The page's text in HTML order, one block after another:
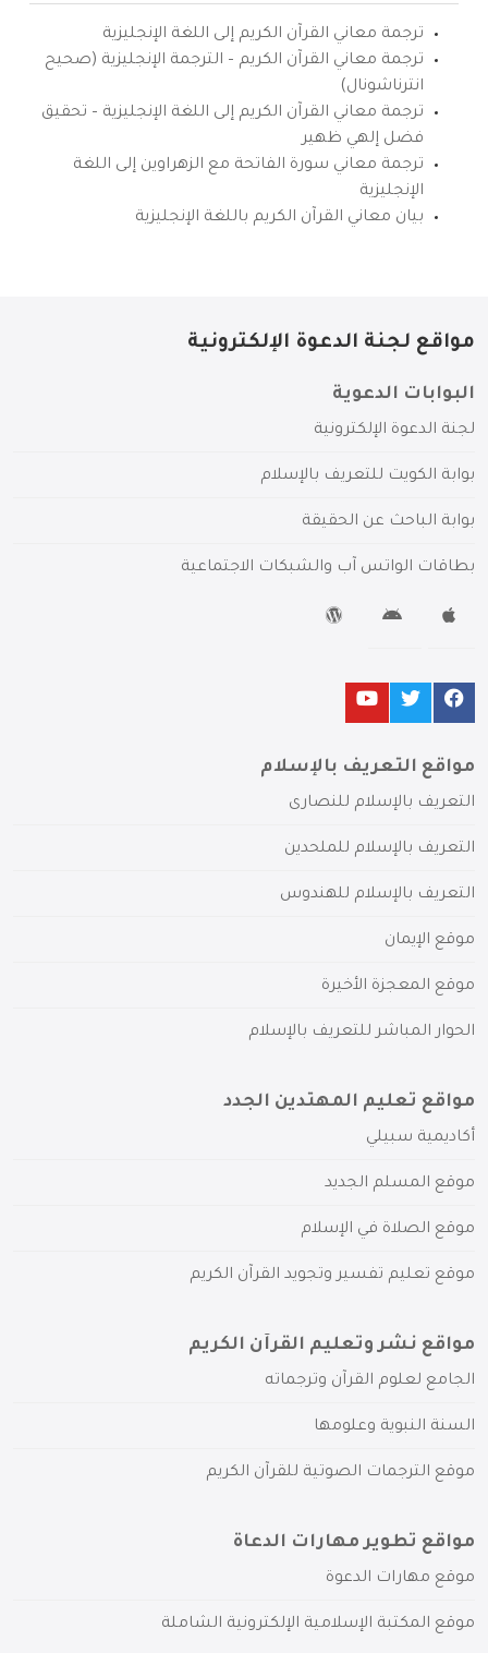
ترجمة معاني القرآن الكريم إلى اللغة الإنجليزية
ترجمة معاني القرآن الكريم – الترجمة الإنجليزية (صحيح
انترناشونال)
ترجمة معاني القرآن الكريم إلى اللغة الإنجليزية – تحقيق
فضل إلهي ظهير
ترجمة معاني سورة الفاتحة مع الزهراوين إلى اللغة
الإنجليزية
بيان معاني القرآن الكريم باللغة الإنجليزية
مواقع لجنة الدعوة الإلكترونية
البوابات الدعوية
لجنة الدعوة الإلكترونية
بوابة الكويت للتعريف بالإسلام
بوابة الباحث عن الحقيقة
بطاقات الواتس آب والشبكات الاجتماعية
مواقع التعريف بالإسلام
التعريف بالإسلام للنصارى
التعريف بالإسلام للملحدين
التعريف بالإسلام للهندوس
موقع الإيمان
موقع المعجزة الأخيرة
الحوار المباشر للتعريف بالإسلام
مواقع تعليم المهتدين الجدد
أكاديمية سبيلي
موقع المسلم الجديد
موقع الصلاة في الإسلام
موقع تعليم تفسير وتجويد القرآن الكريم
مواقع نشر وتعليم القرآن الكريم
الجامع لعلوم القرآن وترجماته
السنة النبوية وعلومها
موقع الترجمات الصوتية للقرآن الكريم
مواقع تطوير مهارات الدعاة
موقع مهارات الدعوة
موقع المكتبة الإسلامية الإلكترونية الشاملة